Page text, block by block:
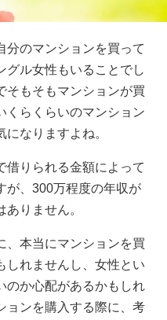
分のマンションを買って
グル女性もいることでし
そもそもマンションが買
くらくらいのマンション
なりますよね。
借りられる金額によって
が、300万程度の年収が
りません。
、本当にマンションを買
しれませんし、女性とい
のか心配があるかもしれ
ョンを購入する際に、考